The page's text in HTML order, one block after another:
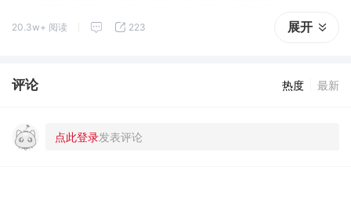
20.3w+ 阅读 223 展开
评论 热度 最新